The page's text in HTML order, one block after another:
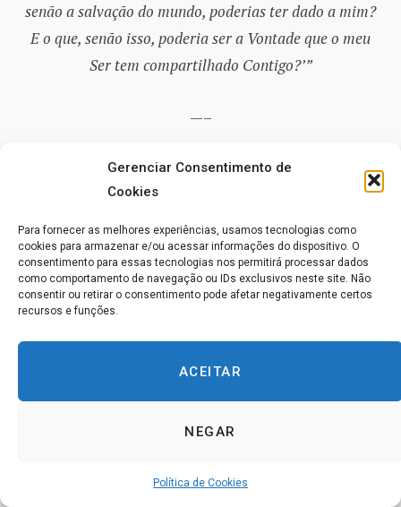
Gerenciar Consentimento de
Cookies
Para fornecer as melhores experiências, usamos tecnologias como
cookies para armazenar e/ou acessar informações do dispositivo. O
consentimento para essas tecnologias nos permitirá processar dados
como comportamento de navegação ou IDs exclusivos neste site. Não
consentir ou retirar o consentimento pode afetar negativamente certos
recursos e funções.
ACEITAR
NEGAR
Política de Cookies
senão a salvação do mundo, poderias ter dado a mim?
E o que, senão isso, poderia ser a Vontade que o meu
Ser tem compartilhado Contigo?’”
—–
O Símbolo do Impossível[FIP: III. Além de
todos os símbolos]
“O poder NÃO pode se opor. Pois a oposição o
enfraqueceria e o poder enfraquecido é uma
contradição de ideias. Força fraca não significa nada.
E o poder usado para enfraquecer é EMPREGADO
para limitar. E, portanto, ele TEM QUE ser limitado e
poder seja ele mesmo, não pode haver oposição.